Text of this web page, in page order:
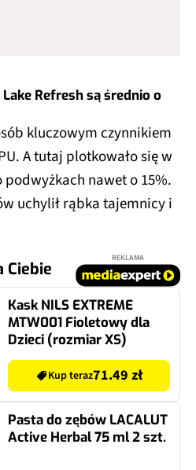
Refresh są średnio o
kluczowym czynnikiem
A tutaj plotkowało się w
nawet o 15%.
uchylił rąbka tajemnicy i
Ciebie
REKLAMA
Kask NILS EXTREME
MTW001 Fioletowy dla
Dzieci (rozmiar XS)
Kup teraz71.49 zł
Pasta do zębów LACALUT
Active Herbal 75 ml 2 szt.